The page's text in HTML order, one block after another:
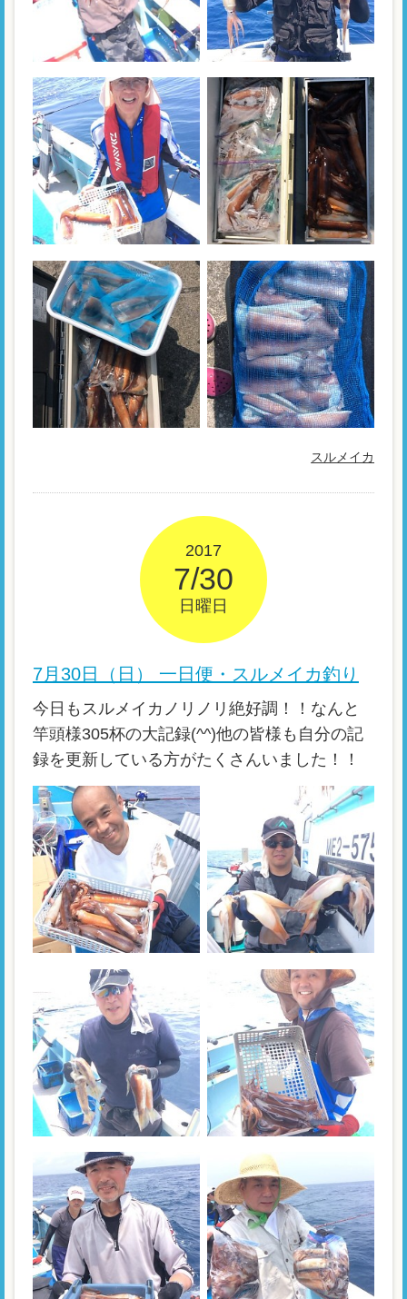
スルメイカ
2017
7/30
日曜日
7月30日（日） 一日便・スルメイカ釣り
今日もスルメイカノリノリ絶好調！！なんと
竿頭様305杯の大記録(^^)他の皆様も自分の記
録を更新している方がたくさんいました！！